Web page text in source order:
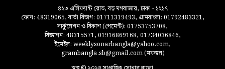
৪২৩ এলিফ্যান্ট রোড, বড় মগবাজার, ঢাকা - ১২১৭
ফোন: 48319065, বার্তা বিভাগ: 01711319493, গ্রামবাংলা: 01792483321,
সার্কুলেশন ও বিকাশ (পেমেন্ট): 01753753708,
বিজ্ঞাপন: 48315571, 01916869168, 01734036846,
ইমেইল: weeklysonarbangla@yahoo.com,
grambangla.sb@gmail.com (মফস্বল)